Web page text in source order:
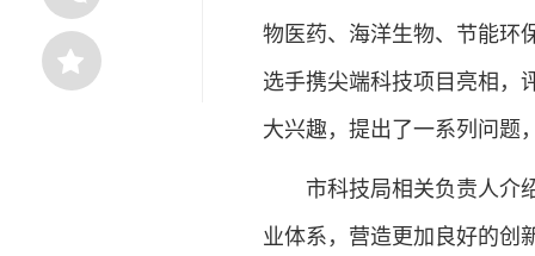
物医药、海洋生物、节能环
选手携尖端科技项目亮相，
大兴趣，提出了一系列问题
市科技局相关负责人介
业体系，营造更加良好的创